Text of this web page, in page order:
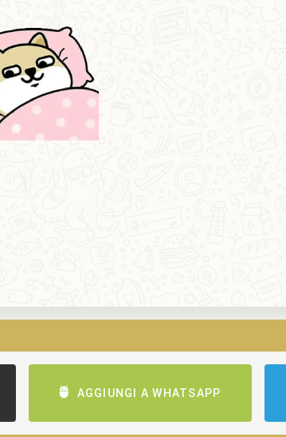
AGGIUNGI A WHATSAPP